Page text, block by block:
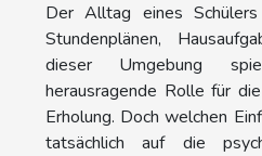
Der Alltag eines
Stundenplänen,
dieser Umgebung
herausragende Rolle für
Erholung. Doch welchen
tatsächlich auf die